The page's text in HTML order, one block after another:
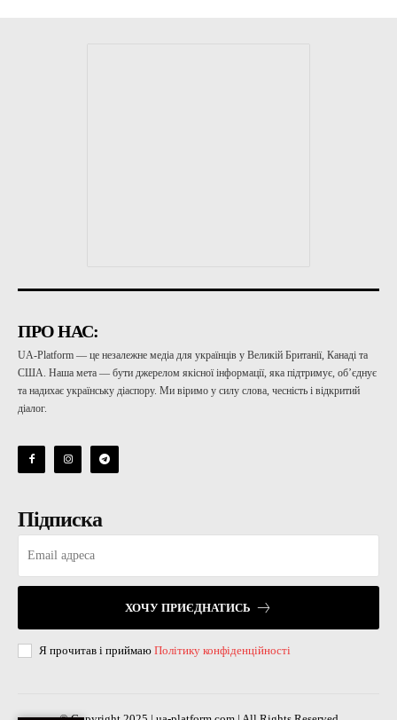
ПРО НАС:
UA-Platform — це незалежне медіа для українців у Великій Британії, Канаді та
США. Наша мета — бути джерелом якісної інформації, яка підтримує, об’єднує
та надихає українську діаспору. Ми віримо у силу слова, чесність і відкритий
діалог.
Підписка
ХОЧУ ПРИЄДНАТИСЬ
Я прочитав і приймаю Політику конфіденційності